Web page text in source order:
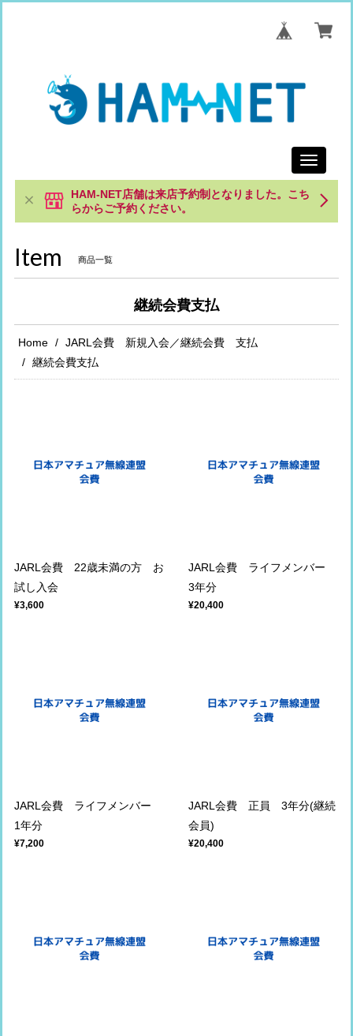
Toggle
HAM-NET店舗は来店予約制となりました。こち
らからご予約ください。
Item 商品一覧
継続会費支払
Home
JARL会費 新規入会／継続会費 支払
継続会費支払
JARL会費 22歳未満の方 お
試し入会
¥3,600
JARL会費 ライフメンバー
3年分
¥20,400
JARL会費 ライフメンバー
1年分
¥7,200
JARL会費 正員 3年分(継続
会員)
¥20,400